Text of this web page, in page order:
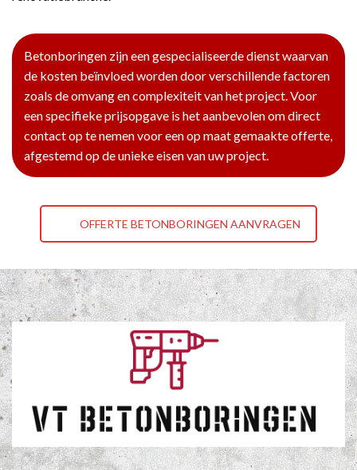
Betonboringen zijn een gespecialiseerde dienst waarvan
de kosten beïnvloed worden door verschillende factoren
zoals de omvang en complexiteit van het project. Voor
een specifieke prijsopgave is het aanbevolen om direct
contact op te nemen voor een op maat gemaakte offerte,
afgestemd op de unieke eisen van uw project.
OFFERTE BETONBORINGEN AANVRAGEN